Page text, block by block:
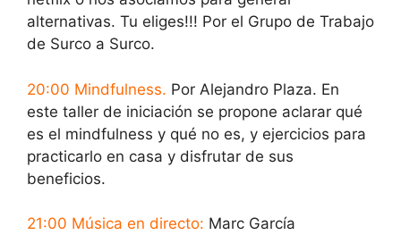
alternativas. Tu eliges!!! Por el Grupo de Trabajo
de Surco a Surco.
20:00 Mindfulness. Por Alejandro Plaza. En
este taller de iniciación se propone aclarar qué
es el mindfulness y qué no es, y ejercicios para
practicarlo en casa y disfrutar de sus
beneficios.
21:00 Música en directo: Marc García